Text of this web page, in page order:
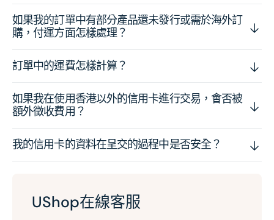
如果我的訂單中有部分產品還未發行或需於海外訂
購，付運方面怎樣處理？
訂單中的運費怎樣計算？
如果我在使用香港以外的信用卡進行交易，會否被
額外徵收費用？
我的信用卡的資料在呈交的過程中是否安全？
UShop在線客服